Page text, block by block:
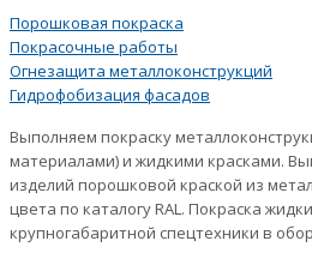
Порошковая покраска
Покрасочные работы
Огнезащита металлоконструкций
Гидрофобизация фасадов
Выполняем покраску
материалами) и жидкими красками.
изделий порошковой краской из
цвета по каталогу RAL. Покраска
крупногабаритной спецтехники в